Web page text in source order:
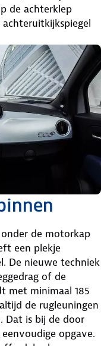
de achterklep
de motorkap
een plekje
De nieuwe techniek
of de
met minimaal 185
de rugleuningen
Dat is bij de door
opgave.